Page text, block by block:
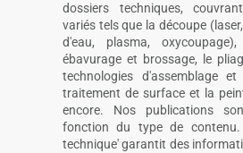
dossiers techniques,
variés tels que la découpe
d'eau, plasma,
ébavurage et brossage, le
technologies d'assemblage
traitement de surface et la
encore. Nos publications
fonction du type de
technique' garantit des